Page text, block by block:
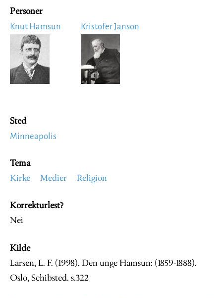
Personer
Knut Hamsun
Image
Kristofer Janson
Image
Sted
Minneapolis
Tema
Kirke
Medier Religion
Korrekturlest?
Nei
Kilde
Larsen, L. F. (1998). Den unge Hamsun: (1859-1888).
Oslo, Schibsted. s.322